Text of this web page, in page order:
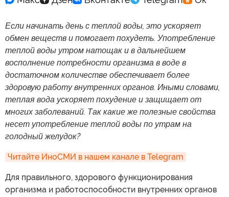
Если начинать день с теплой воды, это ускоряет
обмен веществ и помогает похудеть. Употребление
теплой воды утром натощак и в дальнейшем
восполнение потребности организма в воде в
достаточном количестве обеспечивает более
здоровую работу внутренних органов. Иными словами,
теплая вода ускоряет похудение и защищает от
многих заболеваний. Так какие же полезные свойства
несет употребление теплой воды по утрам на
голодный желудок?
Читайте ИноСМИ в нашем канале в Telegram
Для правильного, здорового функционирования
организма и работоспособности внутренних органов